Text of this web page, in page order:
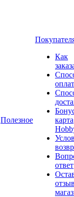
Полезное
Как
карта
ответ